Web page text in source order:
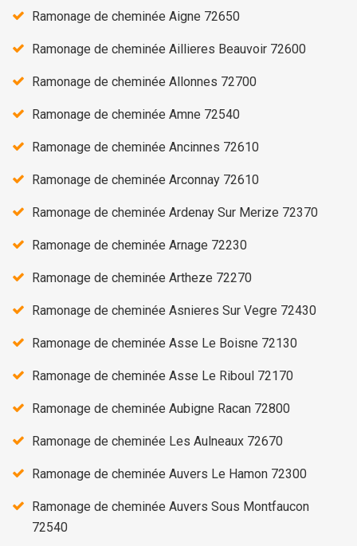
Ramonage de cheminée Aigne 72650
Ramonage de cheminée Aillieres Beauvoir 72600
Ramonage de cheminée Allonnes 72700
Ramonage de cheminée Amne 72540
Ramonage de cheminée Ancinnes 72610
Ramonage de cheminée Arconnay 72610
Ramonage de cheminée Ardenay Sur Merize 72370
Ramonage de cheminée Arnage 72230
Ramonage de cheminée Artheze 72270
Ramonage de cheminée Asnieres Sur Vegre 72430
Ramonage de cheminée Asse Le Boisne 72130
Ramonage de cheminée Asse Le Riboul 72170
Ramonage de cheminée Aubigne Racan 72800
Ramonage de cheminée Les Aulneaux 72670
Ramonage de cheminée Auvers Le Hamon 72300
Ramonage de cheminée Auvers Sous Montfaucon
72540